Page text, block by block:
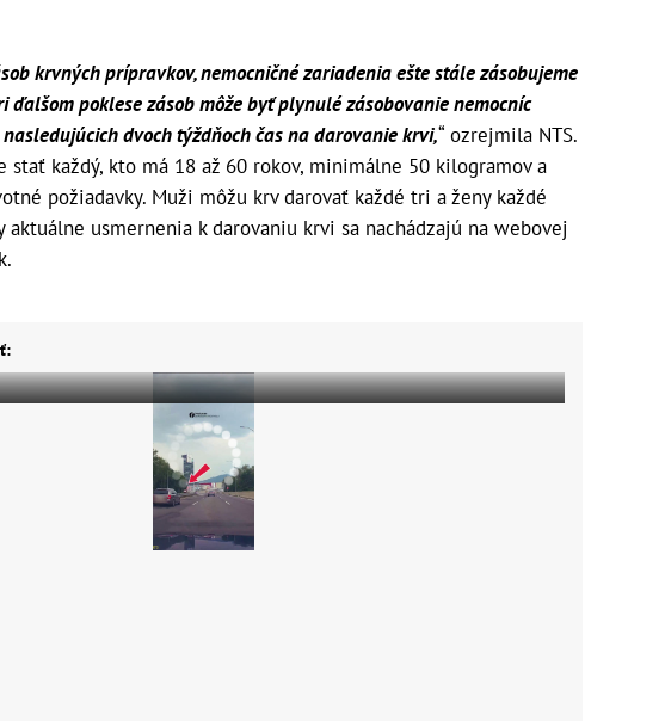
krvných prípravkov, nemocničné zariadenia ešte stále zásobujeme
ďalšom poklese zásob môže byť plynulé zásobovanie nemocníc
dvoch týždňoch čas na darovanie krvi,“ ozrejmila NTS.
stať každý, kto má 18 až 60 rokov, minimálne 50 kilogramov a
požiadavky. Muži môžu krv darovať každé tri a ženy každé
aktuálne usmernenia k darovaniu krvi sa nachádzajú na webovej